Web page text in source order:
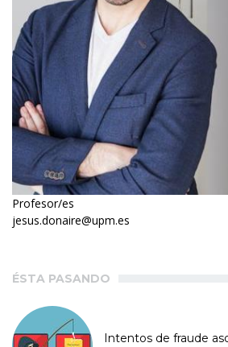
Profesor/es
jesus.donaire@upm.es
ÉSTA PASANDO
Intentos de fraude